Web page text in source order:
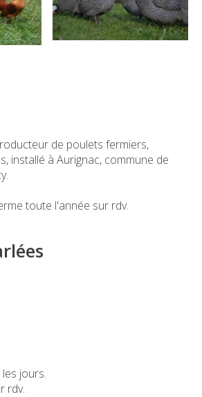
de poulets fermiers,
installé à Aurignac, commune de
toute l'année sur rdv.
jours.
rdv.